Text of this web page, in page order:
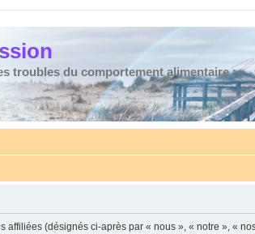
troubles du comportement alimentaire :
(désignés ci-après par « nous », « notre », «